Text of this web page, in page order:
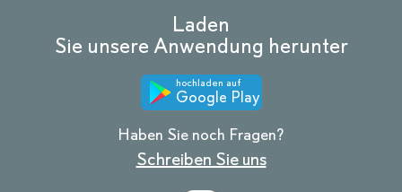
Laden
Sie unsere Anwendung herunter
hochladen auf
Google Play
Haben Sie noch Fragen?
Schreiben Sie uns